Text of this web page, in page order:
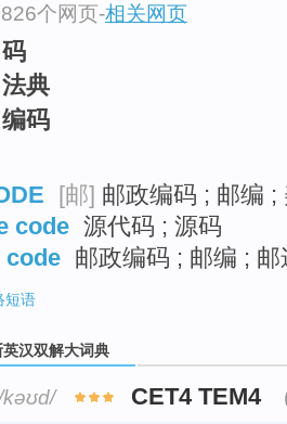
个网页-相关网页
码
法典
编码
[邮] 邮政编码 ; 邮编 ;
code 源代码 ; 源码
code 邮政编码 ; 邮编 ;
短语
汉双解大词典
kəʊd/ CET4 TEM4